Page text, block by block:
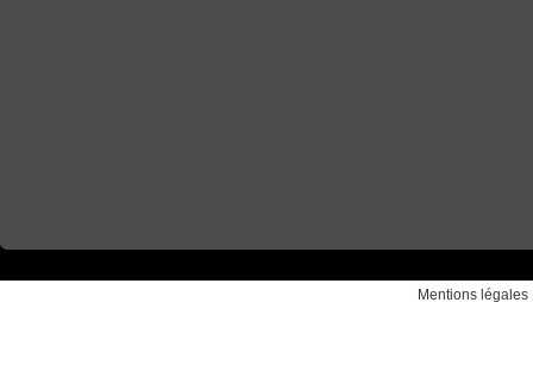
Mentions légales